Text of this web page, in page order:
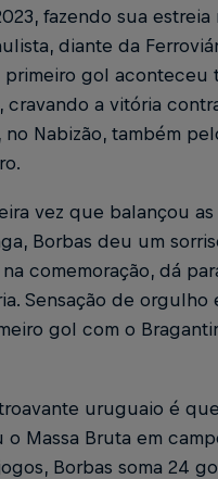
fazendo sua estreia
diante da
primeiro gol aconteceu
cravando a vitória
no Nabizão, também
vez que balançou
Borbas deu um
comemoração, dá
Sensação de orgulho
gol com o
uruguaio é
Massa Bruta em
Borbas soma 24